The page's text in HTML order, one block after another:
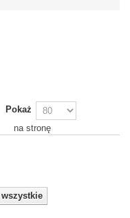
Pokaż
na stronę
wszystkie